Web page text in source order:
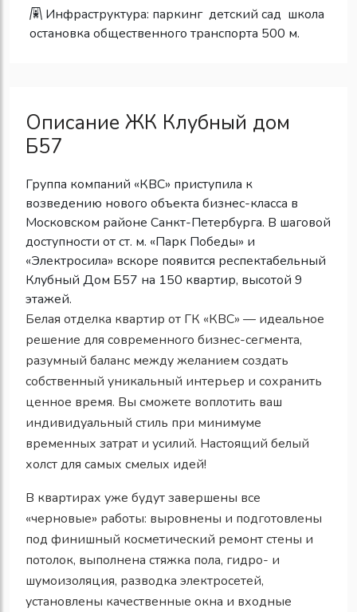
Инфраструктура: паркинг детский сад школа
остановка общественного транспорта 500 м.
Описание ЖК Клубный дом
Б57
Группа компаний «КВС» приступила к
возведению нового объекта бизнес-класса в
Московском районе Санкт-Петербурга. В шаговой
доступности от ст. м. «Парк Победы» и
«Электросила» вскоре появится респектабельный
Клубный Дом Б57 на 150 квартир, высотой 9
этажей.
Белая отделка квартир от ГК «КВС» — идеальное
решение для современного бизнес-сегмента,
разумный баланс между желанием создать
собственный уникальный интерьер и сохранить
ценное время. Вы сможете воплотить ваш
индивидуальный стиль при минимуме
временных затрат и усилий. Настоящий белый
холст для самых смелых идей!
В квартирах уже будут завершены все
«черновые» работы: выровнены и подготовлены
под финишный косметический ремонт стены и
потолок, выполнена стяжка пола, гидро- и
шумоизоляция, разводка электросетей,
установлены качественные окна и входные